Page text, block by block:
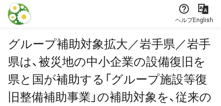
本文に飛ぶ
ヘルプEnglish
グループ補助対象拡大／岩手県／岩手
県は、被災地の中小企業の設備復旧を
県と国が補助する「グループ施設等復
旧整備補助事業」の補助対象を、従来の